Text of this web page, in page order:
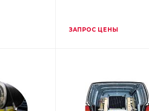
ЗАПРОС ЦЕНЫ